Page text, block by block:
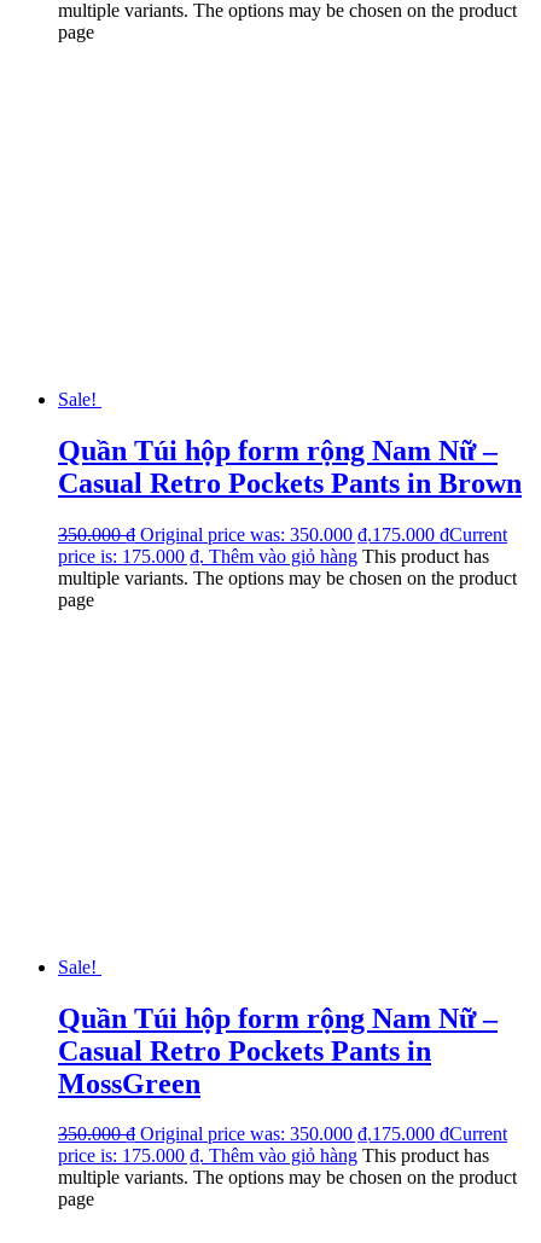
multiple variants. The options may be chosen on the product
page
Sale!
Quần Túi hộp form rộng Nam Nữ –
Casual Retro Pockets Pants in Brown
350.000₫ Original price was: 350.000 ₫.175.000 ₫Current
price is: 175.000 ₫. Thêm vào giỏ hàng This product has
multiple variants. The options may be chosen on the product
page
Sale!
Quần Túi hộp form rộng Nam Nữ –
Casual Retro Pockets Pants in
MossGreen
350.000₫ Original price was: 350.000 ₫.175.000 ₫Current
price is: 175.000 ₫. Thêm vào giỏ hàng This product has
multiple variants. The options may be chosen on the product
page